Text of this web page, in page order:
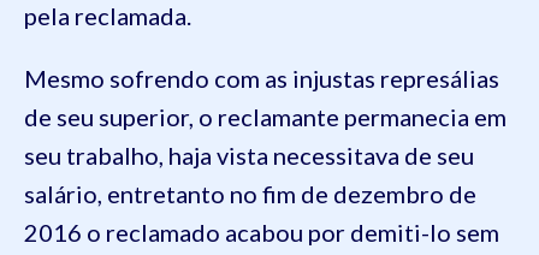
pela reclamada.
Mesmo sofrendo com as injustas represálias
de seu superior, o reclamante permanecia em
seu trabalho, haja vista necessitava de seu
salário, entretanto no fim de dezembro de
2016 o reclamado acabou por demiti-lo sem